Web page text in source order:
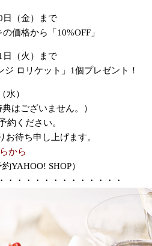
日（金）まで
価格から「10%OFF」
日（火）まで
ロリケット」1個プレゼント！
水）
はございません。）
約ください。
待ち申し上げます。
から
YAHOO! SHOP）
・・・・・・・・・・・・